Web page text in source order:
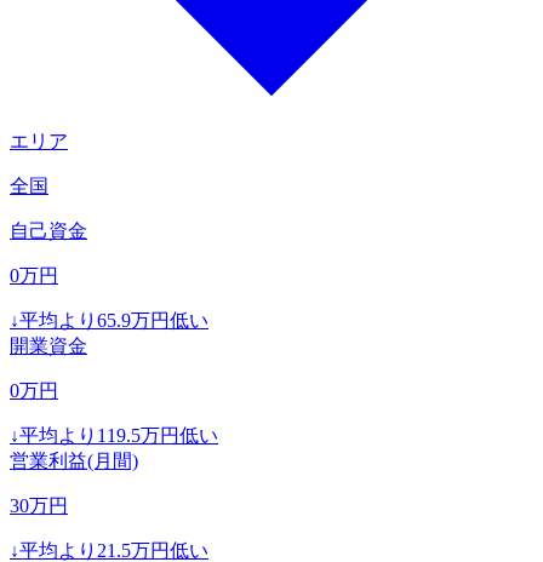
エリア
全国
自己資金
0万円
↓平均より 65.9万円低い
開業資金
0万円
↓平均より 119.5万円低い
営業利益(月間)
30万円
↓平均より 21.5万円低い